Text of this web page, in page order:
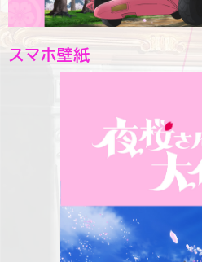
スマホ壁紙